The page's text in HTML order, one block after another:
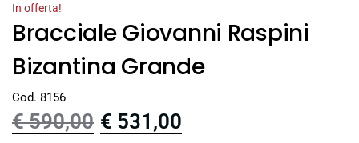
In offerta!
Bracciale Giovanni Raspini
Bizantina Grande
Cod. 8156
€590,00 € 531,00